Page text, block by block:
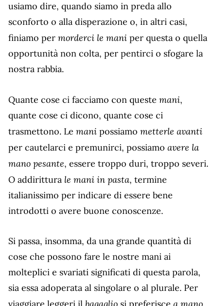
usiamo dire, quando siamo in preda allo
sconforto o alla disperazione o, in altri casi,
finiamo per morderci le mani per questa o quella
opportunità non colta, per pentirci o sfogare la
nostra rabbia.
Quante cose ci facciamo con queste mani,
quante cose ci dicono, quante cose ci
trasmettono. Le mani possiamo metterle avanti
per cautelarci e premunirci, possiamo avere la
mano pesante, essere troppo duri, troppo severi.
O addirittura le mani in pasta, termine
italianissimo per indicare di essere bene
introdotti o avere buone conoscenze.
Si passa, insomma, da una grande quantità di
cose che possono fare le nostre mani ai
molteplici e svariati significati di questa parola,
sia essa adoperata al singolare o al plurale. Per
bagaglio a mano